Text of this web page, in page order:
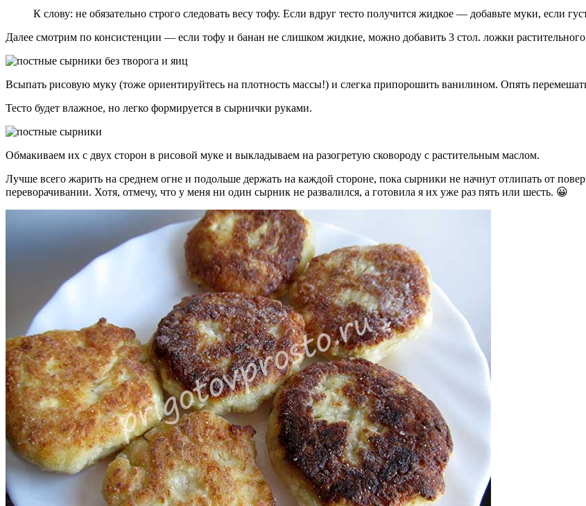
К слову: не обязательно строго следовать весу тофу. Если вдруг тесто получится жидкое — добавьте муки, если
Далее смотрим по консистенции — если тофу и банан не слишком жидкие, можно добавить 3 стол. ложки
Всыпать рисовую муку (тоже ориентируйтесь на плотность массы!) и слегка припорошить ванилином. Опять
Тесто будет влажное, но легко формируется в сырнички руками.
Обмакиваем их с двух сторон в рисовой муке и выкладываем на разогретую сковороду с растительным маслом.
Лучше всего жарить на среднем огне и подольше держать на каждой стороне, пока сырники не начнут отлипать от
переворачивании. Хотя, отмечу, что у меня ни один сырник не развалился, а готовила я их уже раз пять или шесть. 😀